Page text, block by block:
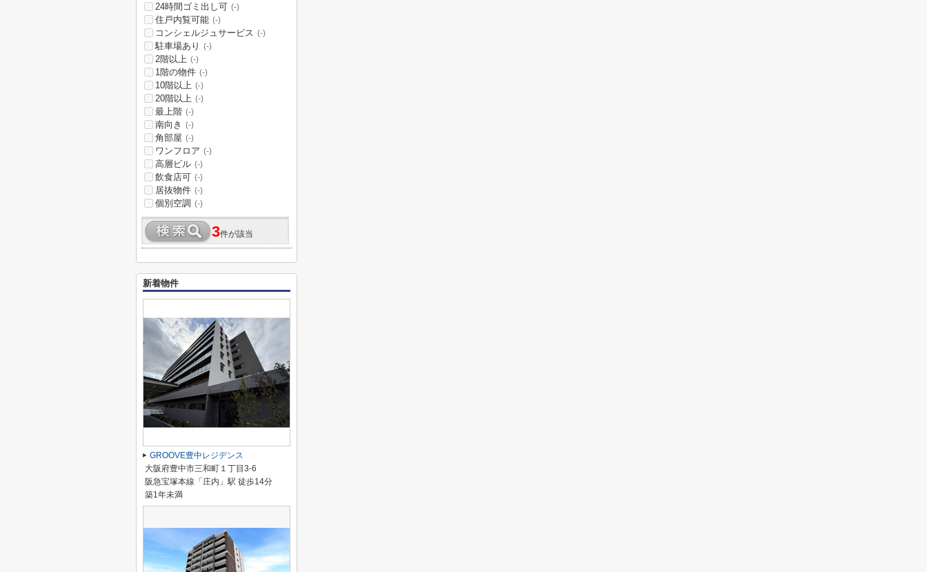
24時間ゴミ出し可 (-)
住戸内覧可能 (-)
コンシェルジュサービス (-)
駐車場あり (-)
2階以上 (-)
1階の物件 (-)
10階以上 (-)
20階以上 (-)
最上階 (-)
南向き (-)
角部屋 (-)
ワンフロア (-)
高層ビル (-)
飲食店可 (-)
居抜物件 (-)
個別空調 (-)
3件が該当
新着物件
GROOVE豊中レジデンス
大阪府豊中市三和町１丁目3-6
阪急宝塚本線「庄内」駅 徒歩14分
築1年未満